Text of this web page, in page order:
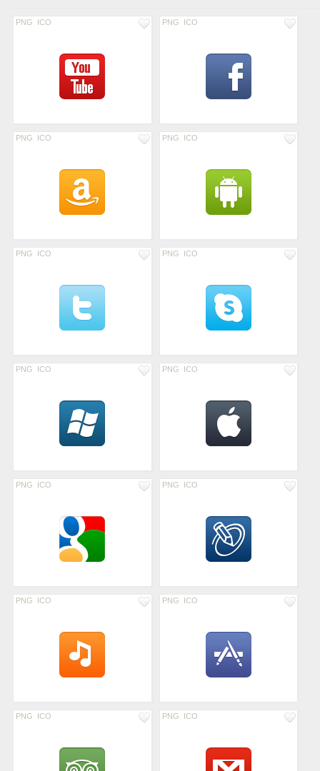
PNG ICO PNG ICO
PNG ICO PNG ICO
PNG ICO PNG ICO
PNG ICO PNG ICO
PNG ICO PNG ICO
PNG ICO PNG ICO
PNG ICO PNG ICO